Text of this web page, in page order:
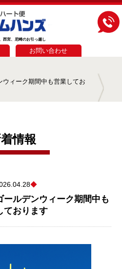
西宮、尼崎のお引っ越し
お問い合わせ
ウィーク期間中も営業してお
情報
ールデンウィーク期間中も
ております